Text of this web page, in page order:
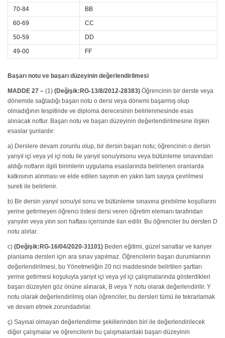
70-84
BB
60-69
CC
50-59
DD
49-00
FF
Başarı notu ve başarı düzeyinin değerlendirilmesi
MADDE 27 – (1) (Değişik:RG-13/8/2012-28383) Öğrencinin bir derste veya
dönemde sağladığı başarı notu o dersi veya dönemi başarmış olup
olmadığının tespitinde ve diploma derecesinin belirlenmesinde esas
alınacak nottur. Başarı notu ve başarı düzeyinin değerlendirilmesine ilişkin
esaslar şunlardır:
a) Derslere devam zorunlu olup, bir dersin başarı notu; öğrencinin o dersin
yarıyıl içi veya yıl içi notu ile yarıyıl sonu/yılsonu veya bütünleme sınavından
aldığı notların ilgili birimlerin uygulama esaslarında belirlenen oranlarda
katkısının alınması ve elde edilen sayının en yakın tam sayıya çevrilmesi
sureti ile belirlenir.
b) Bir dersin yarıyıl sonu/yıl sonu ve bütünleme sınavına girebilme koşullarını
yerine getirmeyen öğrenci listesi dersi veren öğretim elemanı tarafından
yarıyılın veya yılın son haftası içerisinde ilan edilir. Bu öğrenciler bu dersten D
notu alırlar.
c) (Değişik:RG-16/04/2020-31101) Beden eğitimi, güzel sanatlar ve kariyer
planlama dersleri için ara sınav yapılmaz. Öğrencilerin başarı durumlarının
değerlendirilmesi, bu Yönetmeliğin 20 nci maddesinde belirtilen şartları
yerine getirmesi koşuluyla yarıyıl içi veya yıl içi çalışmalarında gösterdikleri
başarı düzeyleri göz önüne alınarak, B veya Y notu olarak değerlendirilir. Y
notu olarak değerlendirilmiş olan öğrenciler, bu dersleri tümü ile tekrarlamak
ve devam etmek zorundadırlar.
ç) Sayısal olmayan değerlendirme şekillerinden biri ile değerlendirilecek
diğer çalışmalar ve öğrencilerin bu çalışmalardaki başarı düzeyinin